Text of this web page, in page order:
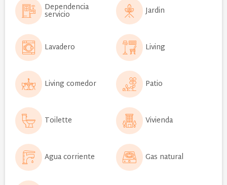
Dependencia
servicio Jardin
Lavadero Living
Living comedor Patio
Toilette Vivienda
Agua corriente Gas natural